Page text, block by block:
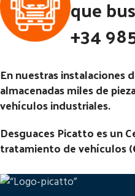
que
+34
En nuestras instalaciones
almacenadas miles de
vehículos industriales.
Desguaces Picatto es un
tratamiento de vehículos (